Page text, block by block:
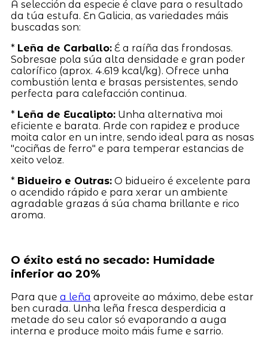
A selección da especie é clave para o resultado
da túa estufa. En Galicia, as variedades máis
buscadas son:
* Leña de Carballo:É a raíña das frondosas.
Sobresae pola súa alta densidade e gran poder
calorífico (aprox. 4.619 kcal/kg). Ofrece unha
combustión lenta e brasas persistentes, sendo
perfecta para calefacción continua.
* Leña de Eucalipto:Unha alternativa moi
eficiente e barata. Arde con rapidez e produce
moita calor en un intre, sendo ideal para as nosas
"cociñas de ferro" e para temperar estancias de
xeito veloz.
* Bidueiro e Outras:O bidueiro é excelente para
o acendido rápido e para xerar un ambiente
agradable grazas á súa chama brillante e rico
aroma.
O éxito está no secado: Humidade
inferior ao 20%
Para que a leña aproveite ao máximo, debe estar
ben curada. Unha leña fresca desperdicia a
metade do seu calor só evaporando a auga
interna e produce moito máis fume e sarrio.